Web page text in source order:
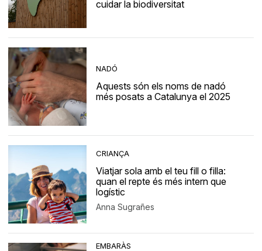
cuidar la biodiversitat
NADÓ
Aquests són els noms de nadó
més posats a Catalunya el 2025
CRIANÇA
Viatjar sola amb el teu fill o filla:
quan el repte és més intern que
logístic
Anna Sugrañes
EMBARÀS